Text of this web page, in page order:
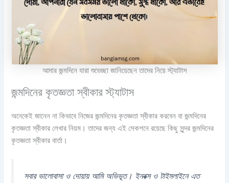
আমার জন্মদিনে যারা শুভেচ্ছা জানিয়েছেন তাদের নিয়ে স্ট্যাটাস
জন্মদিনের কৃতজ্ঞতা স্বীকার স্ট্যাটাস
অনেকেই জানেন না কিভাবে নিজের জন্মদিনের কৃতজ্ঞতা স্বীকার করবেন বা জন্মদিনের
কৃতজ্ঞতা স্বীকার লেখার নিয়ম। তাদের জন্য এই সেকশনে রয়েছে কিছু সুন্দর জন্মদিনের
কৃতজ্ঞতা স্বীকার বার্তা।
সবার ভালোবাসা ও দোয়ায় আমি অভিভূত। ইনবক্স ও টাইমলাইনে এত